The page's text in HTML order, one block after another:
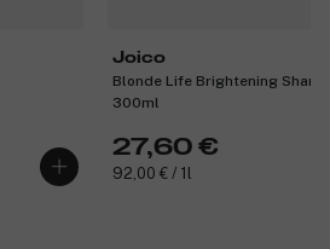
Joico
Blonde Life Brightening
300ml
27,60 €
92,00 € / 1l